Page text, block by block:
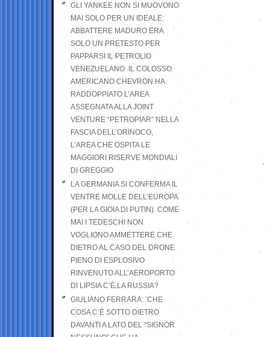
GLI YANKEE NON SI MUOVONO
MAI SOLO PER UN IDEALE:
ABBATTERE MADURO ERA
SOLO UN PRETESTO PER
PAPPARSI IL PETROLIO
VENEZUELANO .IL COLOSSO
AMERICANO CHEVRON HA
RADDOPPIATO L’AREA
ASSEGNATA ALLA JOINT
VENTURE “PETROPIAR” NELLA
FASCIA DELL’ORINOCO,
L’AREA CHE OSPITA LE
MAGGIORI RISERVE MONDIALI
DI GREGGIO
LA GERMANIA SI CONFERMA IL
VENTRE MOLLE DELL’EUROPA
(PER LA GIOIA DI PUTIN). COME
MAI I TEDESCHI NON
VOGLIONO AMMETTERE CHE
DIETRO AL CASO DEL DRONE
PIENO DI ESPLOSIVO
RINVENUTO ALL’AEROPORTO
DI LIPSIA C’È LA RUSSIA?
GIULIANO FERRARA: ’CHE
COSA C’È SOTTO DIETRO
DAVANTI A LATO DEL “SIGNOR